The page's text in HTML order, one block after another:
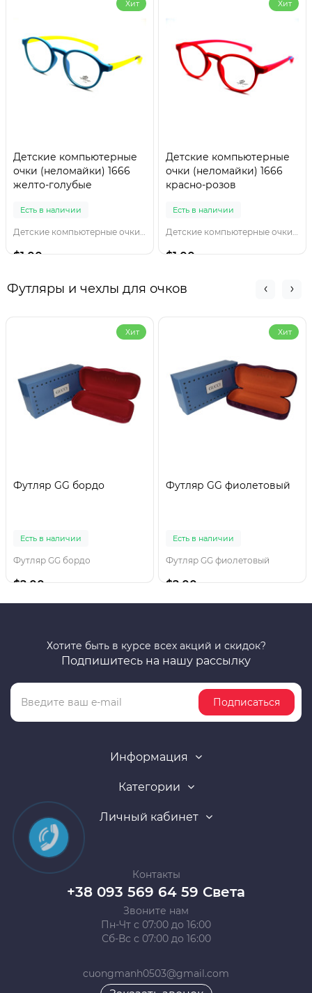
Хит
Детские компьютерные
очки (неломайки) 1666
желто-голубые
Есть в наличии
Детские компьютерные очки 1666 желто-голубы
$1.00
Хит
Детские компьютерные
очки (неломайки) 1666
красно-розов
Есть в наличии
Детские компьютерные очки 1666 красно-розов
$1.00
Футляры и чехлы для очков
Хит
Футляр GG бордо
Есть в наличии
Футляр GG бордо
$2.00
Хит
Футляр GG фиолетовый
Есть в наличии
Футляр GG фиолетовый
$2.00
Хотите быть в курсе всех акций и скидок?
Подпишитесь на нашу рассылку
Подписаться
Информация
Категории
Личный кабинет
Контакты
+38 093 569 64 59 Света
Звоните нам
Пн-Чт с 07:00 до 16:00
Сб-Вс с 07:00 до 16:00
cuongmanh0503@gmail.com